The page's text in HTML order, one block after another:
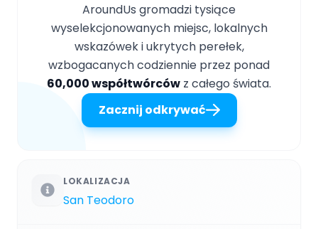
AroundUs gromadzi tysiące
wyselekcjonowanych miejsc, lokalnych
wskazówek i ukrytych perełek,
wzbogacanych codziennie przez ponad
60,000 współtwórców z całego świata.
Zacznij odkrywać
LOKALIZACJA
San Teodoro